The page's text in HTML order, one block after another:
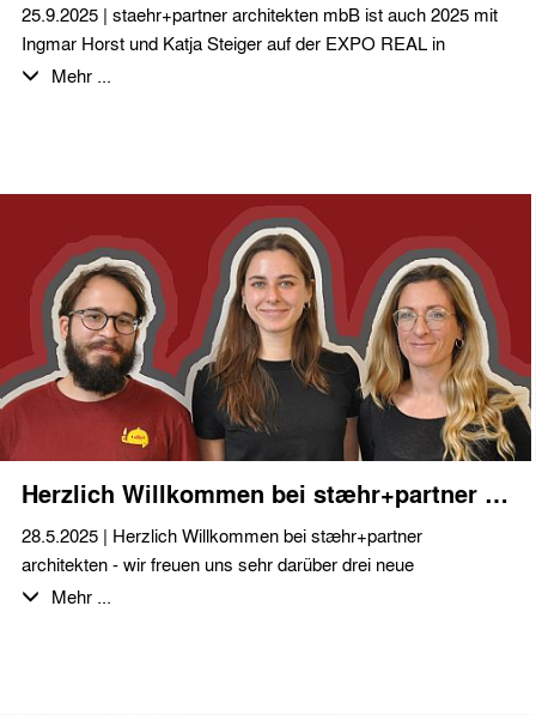
25.9.2025 | staehr+partner architekten mbB ist auch 2025 mit
Ingmar Horst und Katja Steiger auf der EXPO REAL in
München vertreten.
Mehr ...
Herzlich Willkommen bei stæhr+partner architekten!
28.5.2025 | Herzlich Willkommen bei stæhr+partner
architekten - wir freuen uns sehr darüber drei neue
Kolleg*innen bei uns im Büro begrüßen zu dürfen!
Mehr ...